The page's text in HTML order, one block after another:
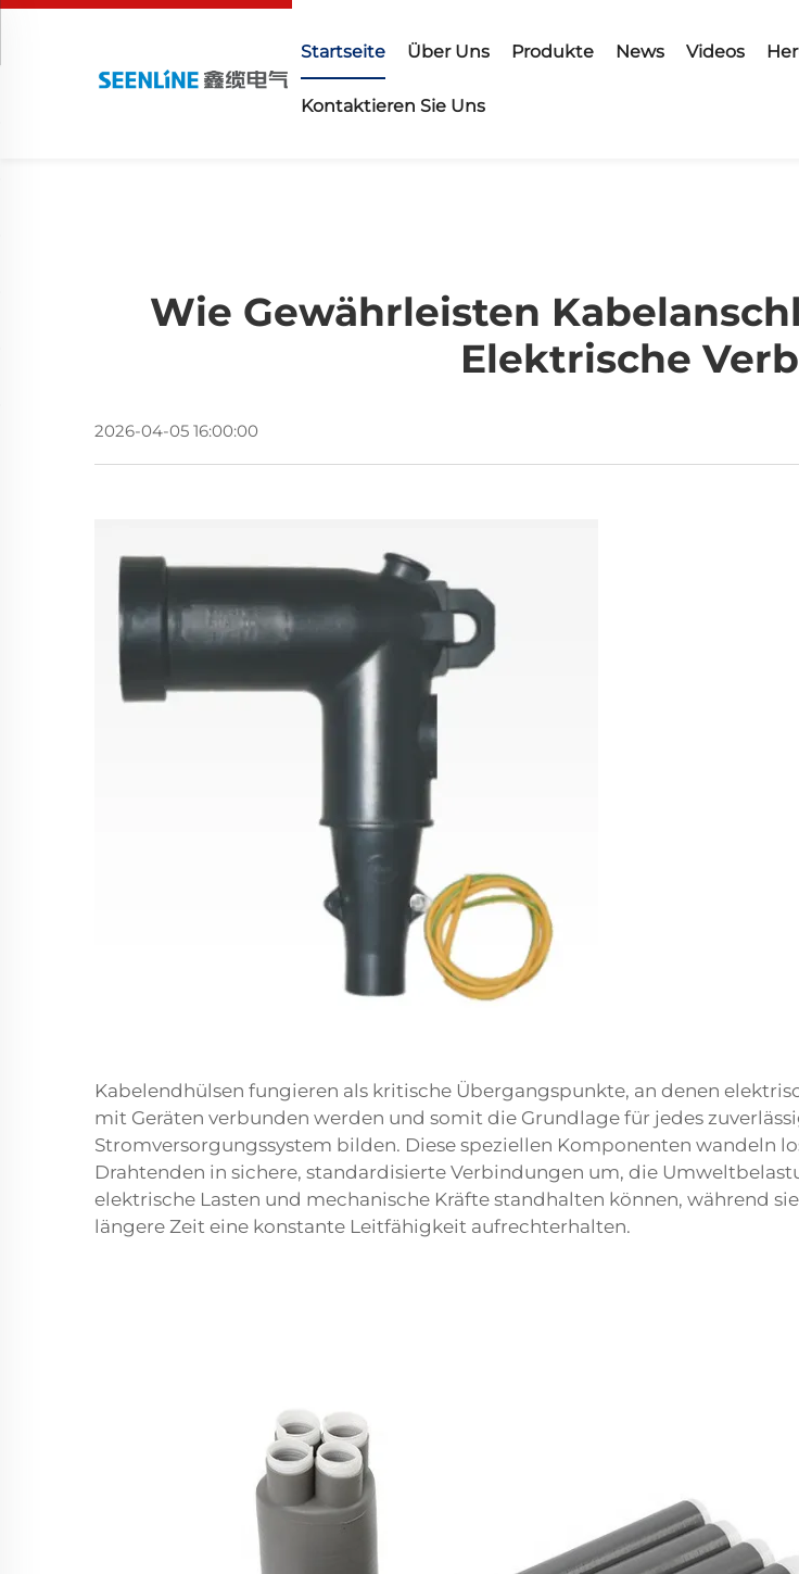
Startseite Über Uns Produkte News Videos
Kontaktieren Sie Uns
Wie Gewährleisten
Elektrische
2026-04-05 16:00:00
Kabelendhülsen fungieren als kritische Übergangspunkte, an denen
mit Geräten verbunden werden und somit die Grundlage für jedes
Stromversorgungssystem bilden. Diese speziellen Komponenten wandeln
Drahtenden in sichere, standardisierte Verbindungen um, die
elektrische Lasten und mechanische Kräfte standhalten können, während
längere Zeit eine konstante Leitfähigkeit aufrechterhalten.